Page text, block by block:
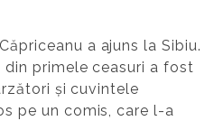
a ajuns la Sibiu.
din primele ceasuri a fost
și cuvintele
pe un comis, care l-a